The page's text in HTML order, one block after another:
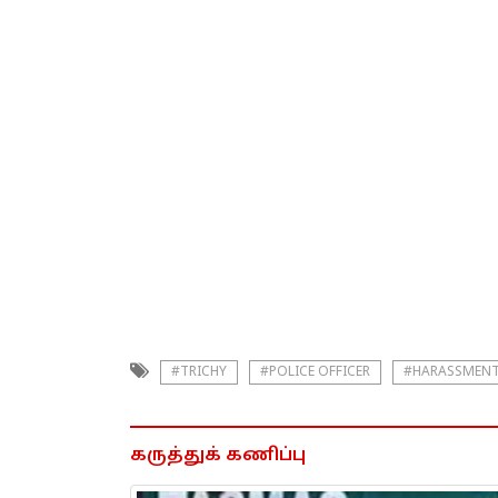
#TRICHY #POLICE OFFICER
கருத்துக் கணிப்பு